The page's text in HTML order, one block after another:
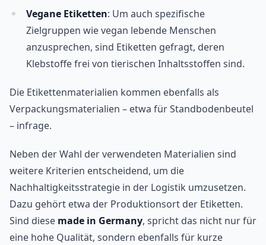
Vegane Etiketten: Um auch spezifische
Zielgruppen wie vegan lebende Menschen
anzusprechen, sind Etiketten gefragt, deren
Klebstoffe frei von tierischen Inhaltsstoffen sind.
Die Etikettenmaterialien kommen ebenfalls als
Verpackungsmaterialien – etwa für Standbodenbeutel
– infrage.
Neben der Wahl der verwendeten Materialien sind
weitere Kriterien entscheidend, um die
Nachhaltigkeitsstrategie in der Logistik umzusetzen.
Dazu gehört etwa der Produktionsort der Etiketten.
Sind diese made in Germany, spricht das nicht nur für
eine hohe Qualität, sondern ebenfalls für kurze